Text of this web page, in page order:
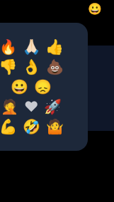
😀
🔥 🙏🏻 👍
👎 👌 💩
😀 😞
🤦‍ ❤️ 🚀
💪 🤣 🤷‍